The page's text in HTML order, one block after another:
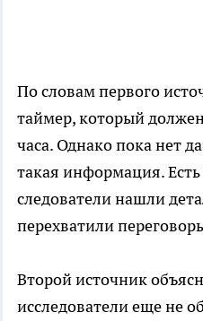
По словам первого
таймер, который
часа. Однако пока нет
такая информация.
следователи нашли
перехватили
Второй источник
исследователи еще не